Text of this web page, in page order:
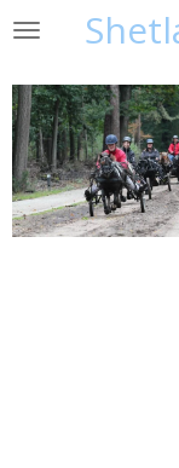
Ga
naar
de
hoofdinhoud